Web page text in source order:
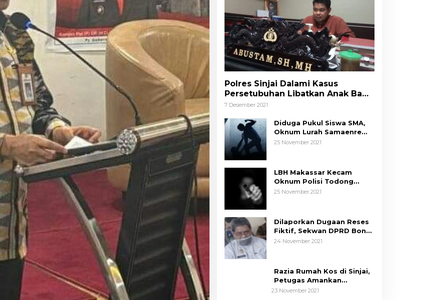
Polres Sinjai Dalami Kasus
Persetubuhan Libatkan Anak Bawa
Umur
7 Desember 2021
Diduga Pukul Siswa SMA,
Oknum Lurah Samaenre
Sinjai Dilaporkan ke Polisi
25 November 2021
LBH Makassar Kecam
Oknum Polisi Todong
Senjata Api ke Anak, Minta
25 November 2021
Dilaporkan Dugaan Reses
Fiktif, Sekwan DPRD Bone
Siap Berikan Data
24 November 2021
Razia Rumah Kos di Sinjai,
Petugas Amankan
Sepasang Mahasiswa,
23 November 2021